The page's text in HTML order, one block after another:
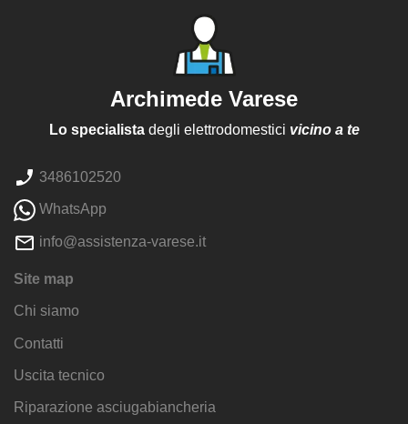
Archimede Varese
Lo specialistadegli elettrodomestici vicino a te
3486102520
WhatsApp
info@assistenza-varese.it
Site map
Chi siamo
Contatti
Uscita tecnico
Riparazione asciugabiancheria